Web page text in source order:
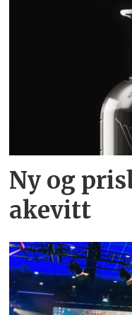
Ny og
akevitt